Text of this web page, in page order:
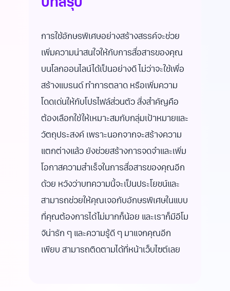
บทสรุป
การใช้อักษรพิเศษอย่างสร้างสรรค์จะช่วย
เพิ่มความน่าสนใจให้กับการสื่อสารของคุณ
บนโลกออนไลน์ได้เป็นอย่างดี ไม่ว่าจะใช้เพื่อ
สร้างแบรนด์ ทำการตลาด หรือเพิ่มความ
โดดเด่นให้กับโปรไฟล์ส่วนตัว สิ่งสำคัญคือ
ต้องเลือกใช้ให้เหมาะสมกับกลุ่มเป้าหมายและ
วัตถุประสงค์ เพราะนอกจากจะสร้างความ
แตกต่างแล้ว ยังช่วยสร้างการจดจำและเพิ่ม
โอกาสความสำเร็จในการสื่อสารของคุณอีก
ด้วย หวังว่าบทความนี้จะเป็นประโยชน์และ
สามารถช่วยให้คุณเจอกับอักษรพิเศษในแบบ
ที่คุณต้องการได้ไม่มากก็น้อย และเราก็มีอีโม
จิน่ารัก ๆ และความรู้ดี ๆ มาแจกคุณอีก
เพียบ สามารถติดตามได้ที่หน้าเว็บไซต์เลย